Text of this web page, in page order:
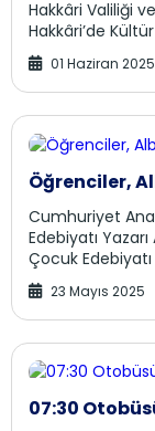
Hakkâri Valiliği
Hakkâri’de
okurlarıyla bir
01 Haziran 2025
Öğrenciler,
Cumhuriyet
Edebiyatı
Çocuk Edebiyatı
programda
23 Mayıs 2025
07:30